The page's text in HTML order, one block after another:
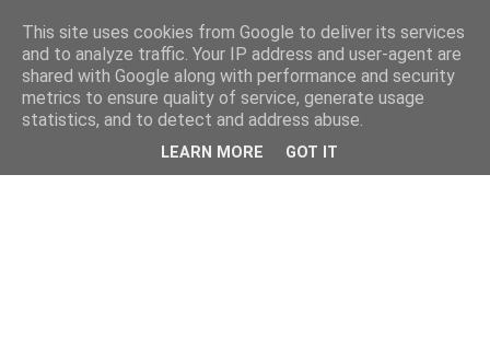
This site uses cookies from Google to deliver its services
and to analyze traffic. Your IP address and user-agent are
shared with Google along with performance and security
metrics to ensure quality of service, generate usage
statistics, and to detect and address abuse.
LEARN MORE GOT IT